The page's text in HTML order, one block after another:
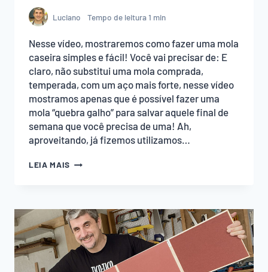
Luciano Tempo de leitura1 min
Nesse vídeo, mostraremos como fazer uma mola
caseira simples e fácil! Você vai precisar de: E
claro, não substitui uma mola comprada,
temperada, com um aço mais forte, nesse vídeo
mostramos apenas que é possível fazer uma
mola “quebra galho” para salvar aquele final de
semana que você precisa de uma! Ah,
aproveitando, já fizemos utilizamos…
LEIA MAIS COMO
CASEIRA
SIMPLES
E
FÁCIL!